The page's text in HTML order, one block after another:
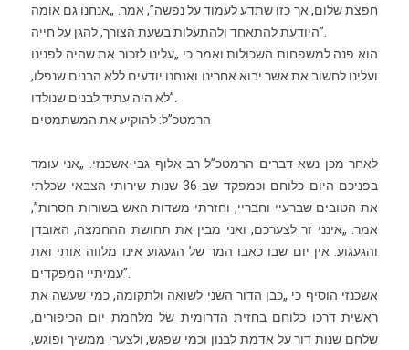
חפצת שלום, אך כזו שתדע לעמוד על נפשה”, אמר. „אנחנו גם אומה
היודעת להתאחד ולהתעלות בשעת הצורך, להגן על חייה”.
הוא פנה למשפחות השכולות ואמר כי „עלינו לזכור את שהיה לפנינו
ועלינו לחשוב את אשר יבוא אחרינו ואנחנו יודעים ללא הבנים שנפלו,
לא היה עתיד לבנים שנולדו”.
הרמטכ”ל: להוקיע את המשתמטים
לאחר מכן נשא דברים הרמטכ”ל רב-אלוף גבי אשכנזי. „אני עומד
בפניכם היום כלוחם וכמפקד שב-36 שנות שירותי הצבאי שכלתי
את הטובים שברעיי וחבריי, וחזרתי משדות האש בשורות חסרות”,
אמר. „אינני זר לצערכם, ואני מבין את תחושת ההחמצה, האובדן
והגעגוע. אין יום שבו כאבו המר של הגעגוע אינו מלווה אותי ואת
עמיתיי המפקדים”.
אשכנזי הוסיף כי „כבן הדור השני לשואה ולתקומה, כמי שעשה את
ראשית דרכו כלוחם בחזית הדרומית של מלחמת יום הכיפורים,
שלחם שנות דור על אדמת לבנון וכמי שפגש, ולצערי ממשיך ופוגש,